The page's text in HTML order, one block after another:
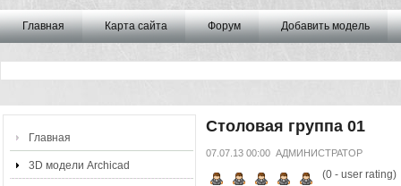
Главная Карта сайта Форум Добавить модель
Главная
3D модели Archicad
Столовая группа 01
07.07.13 00:00 АДМИНИСТРАТОР
(0- user rating)